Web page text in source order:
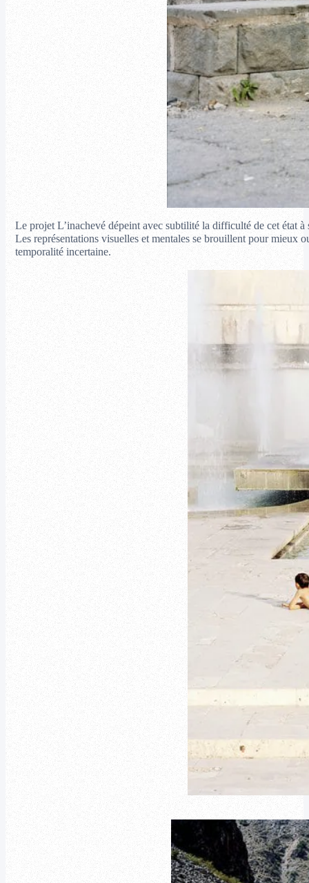
Le projet L’inachevé dépeint avec subtilité la difficulté de cet état à
Les représentations visuelles et mentales se brouillent pour mieux
temporalité incertaine.